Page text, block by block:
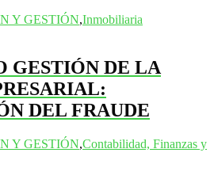
Y GESTIÓN,Inmobiliaria
GESTIÓN DE LA
DEL FRAUDE
Y GESTIÓN,Contabilidad, Finanzas y